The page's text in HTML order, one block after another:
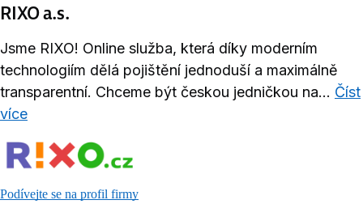
RIXO a.s.
Jsme RIXO! Online služba, která díky moderním
technologiím dělá pojištění jednoduší a maximálně
transparentní. Chceme být českou jedničkou na... Číst
více
Podívejte se na profil firmy